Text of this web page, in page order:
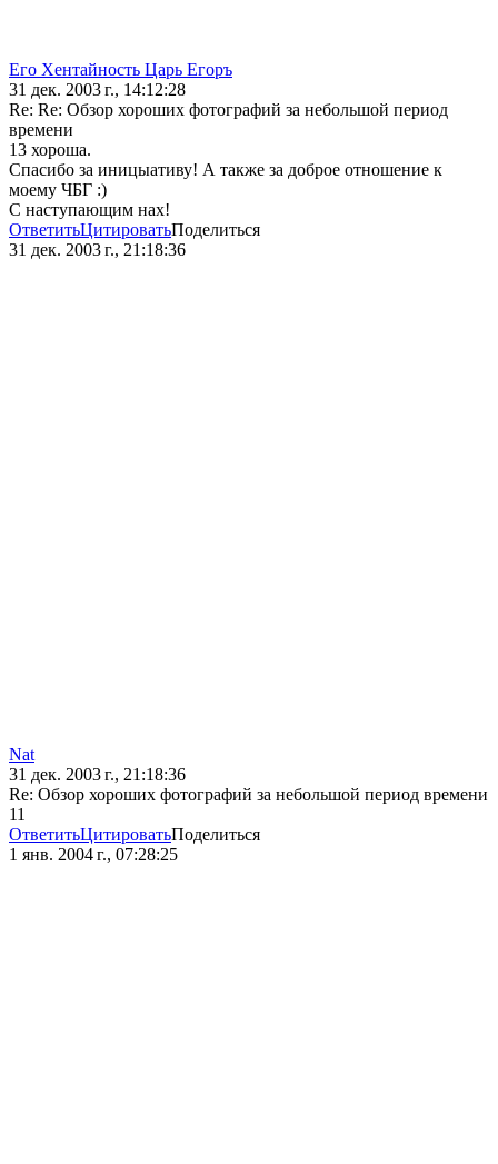
Его Хентайность Царь Егоръ
31 дек. 2003 г., 14:12:28
Re: Re: Обзор хороших фотографий за небольшой период
времени
13 хороша.
Спасибо за иницыативу! А также за доброе отношение к
моему ЧБГ :)
С наступающим нах!
ОтветитьЦитироватьПоделиться
31 дек. 2003 г., 21:18:36
Nat
31 дек. 2003 г., 21:18:36
Re: Обзор хороших фотографий за небольшой период времени
11
ОтветитьЦитироватьПоделиться
1 янв. 2004 г., 07:28:25